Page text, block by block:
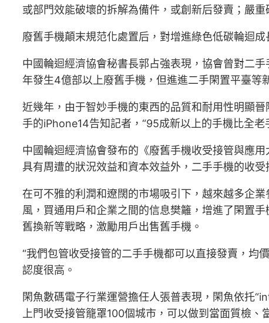
或部門效能破壞的拆解為備件，或創新后發賣；嚴
廢舊手機顛末規范化處置后，對增進綠色低碳輪迴
中國輪迴經濟協會秘書長郭占強表現，協會曾對二手
年發生4億部以上廢舊手機，但進進二手閑置平臺等
近幾年，由于智妙手機的東西的品質和耐用性明顯
手的iPhone14告知記者，“95成新以上的手機比全
中國輪迴經濟協會發布的《廢舊手機收受接管與應
具有周遭的狀況效益和資本效益外，二手手機的收
在可不雅的利潤和遼闊的市場吸引下，越來越多企
風，買通用戶和企業之間的信息樊籬，增進了閑置
舊換新等戰略，激勵用戶出售舊手機。
“我們包管收受接管的二手手機都可以直接發賣，均
認度很高。
閑魚數碼電子行業運營擔任人張普表現，閑魚依托
上門收受接管籠罩100個城市，可以做到當面質檢